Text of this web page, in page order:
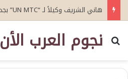
نجوم العرب الأن
بحث عن